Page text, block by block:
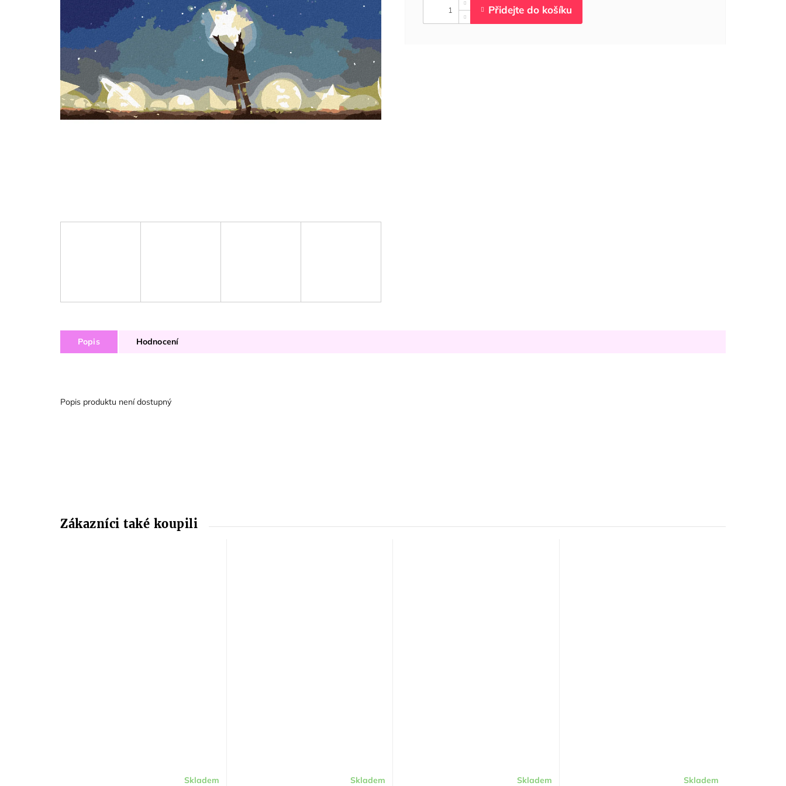
Popis Hodnocení
Popis produktu není dostupný
Skladem Skladem Skladem Skladem